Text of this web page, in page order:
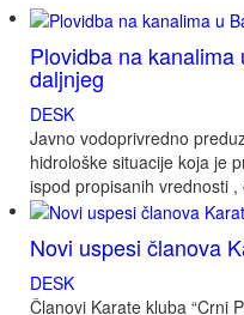
Plovidba na
daljnjeg
DESK
Javno vodoprivredno
hidrološke situacije koja je
ispod propisanih vrednosti
Novi uspesi članova
DESK
Članovi Karate kluba “Crni